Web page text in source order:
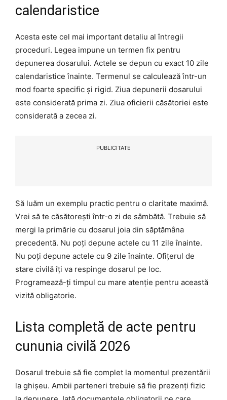
calendaristice
Acesta este cel mai important detaliu al întregii
proceduri. Legea impune un termen fix pentru
depunerea dosarului. Actele se depun cu exact 10 zile
calendaristice înainte. Termenul se calculează într-un
mod foarte specific și rigid. Ziua depunerii dosarului
este considerată prima zi. Ziua oficierii căsătoriei este
considerată a zecea zi.
PUBLICITATE
Să luăm un exemplu practic pentru o claritate maximă.
Vrei să te căsătorești într-o zi de sâmbătă. Trebuie să
mergi la primărie cu dosarul joia din săptămâna
precedentă. Nu poți depune actele cu 11 zile înainte.
Nu poți depune actele cu 9 zile înainte. Ofițerul de
stare civilă îți va respinge dosarul pe loc.
Programează-ți timpul cu mare atenție pentru această
vizită obligatorie.
Lista completă de acte pentru
cununia civilă 2026
Dosarul trebuie să fie complet la momentul prezentării
la ghișeu. Ambii parteneri trebuie să fie prezenți fizic